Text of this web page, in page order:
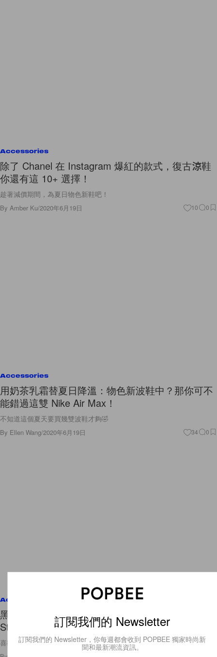
Accessories
除了 Chanel 在 Instagram 爆紅的款式，復古涼鞋
你還有這 10+ 選擇！
趁著減價期間，為夏日物色新鞋吧！
By Amber Ku/2020年6月19日 10 0
Accessories
用奶茶乳霜替夏日降溫：物色新波鞋中？那你可不
能錯過這雙 Nike Air Max！
不知道這個夏天要買幾雙波鞋才夠🤣
By Ellen Wang/2020年6月19日 34 0
Accessories
黑白極簡呈現日式美學：Puma 與 Billy's 合作推出
Style Rider 全新設計！
喜歡黑白簡約穿搭的女生不能錯過！
訂閱我們的 Newsletter
訂閱我們的 Newsletter，你每週都會收到 POPBEE 獨家時尚新
聞和最新潮流資訊。